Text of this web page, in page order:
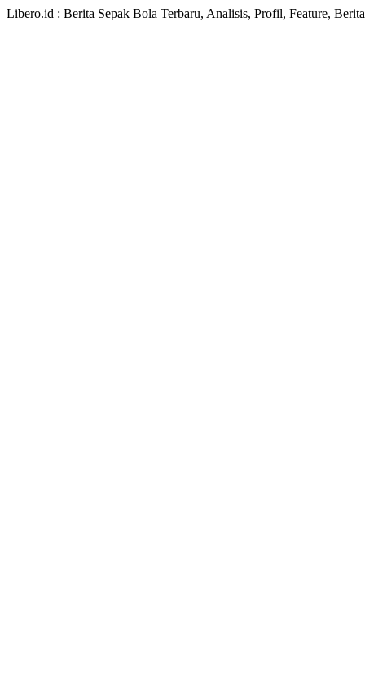
Libero.id : Berita Sepak Bola Terbaru, Analisis, Profil, Feature,